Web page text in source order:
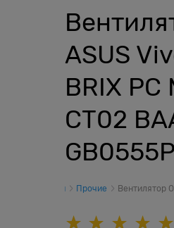
ASUS
BRIX
CT02
Вентиляторы Прочие Вентилятор